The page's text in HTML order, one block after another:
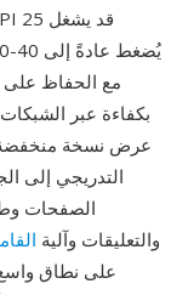
عرض نسخة منخفضة
التدريجي إلى
الصفحات
والتعليقات وآلية